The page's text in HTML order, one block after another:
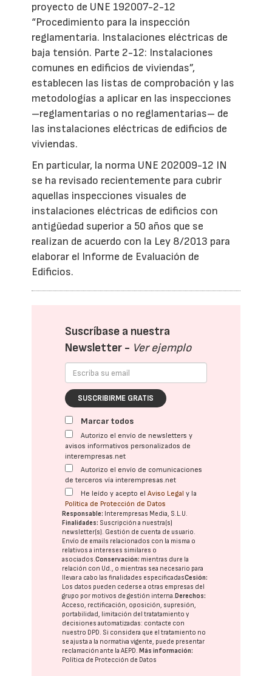
proyecto de UNE 192007-2-12
“Procedimiento para la inspección
reglamentaria. Instalaciones eléctricas de
baja tensión. Parte 2-12: Instalaciones
comunes en edificios de viviendas”,
establecen las listas de comprobación y las
metodologías a aplicar en las inspecciones
–reglamentarias o no reglamentarias– de
las instalaciones eléctricas de edificios de
viviendas.
En particular, la norma UNE 202009-12 IN
se ha revisado recientemente para cubrir
aquellas inspecciones visuales de
instalaciones eléctricas de edificios con
antigüedad superior a 50 años que se
realizan de acuerdo con la Ley 8/2013 para
elaborar el Informe de Evaluación de
Edificios.
Suscríbase a nuestra
Newsletter - Ver ejemplo
SUSCRIBIRME GRATIS
Marcar todos
Autorizo el envío de newsletters y
avisos informativos personalizados de
interempresas.net
Autorizo el envío de comunicaciones
de terceros vía interempresas.net
He leído y acepto elAviso Legal y la
Política de Protección de Datos
Responsable: Interempresas Media, S.L.U.
Finalidades: Suscripción a nuestra(s)
newsletter(s). Gestión de cuenta de usuario.
Envío de emails relacionados con la misma o
relativos a intereses similares o
asociados.Conservación: mientras dure la
relación con Ud., o mientras sea necesario para
llevar a cabo las finalidades especificadasCesión:
Los datos pueden cederse a otras empresas del
grupo por motivos de gestión interna. Derechos:
Acceso, rectificación, oposición, supresión,
portabilidad, limitación del tratatamiento y
decisiones automatizadas: contacte con
nuestro DPD. Si considera que el tratamiento no
se ajusta a la normativa vigente, puede presentar
reclamación ante laAEPD. Más información:
Política de Protección de Datos